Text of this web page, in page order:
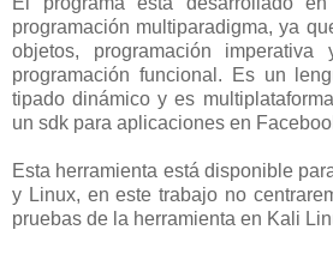
programación multiparadigma, ya
objetos, programación
programación funcional. Es un
tipado dinámico y es
un sdk para aplicaciones en
Esta herramienta está disponible
y Linux, en este trabajo no
pruebas de la herramienta en Kali